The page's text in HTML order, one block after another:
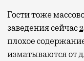
Гости тоже
заведения сейчас
плохое
изматываются от